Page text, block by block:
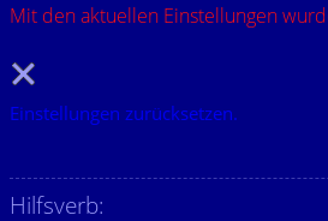
Mit den aktuellen Einstellungen
Einstellungen zurücksetzen.
Hilfsverb: